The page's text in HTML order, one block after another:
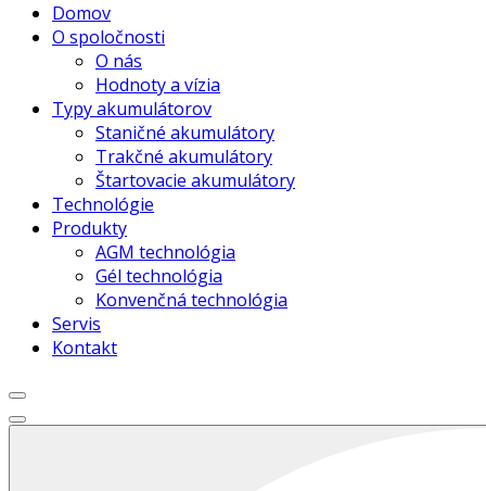
Domov
O spoločnosti
O nás
Hodnoty a vízia
Typy akumulátorov
Staničné akumulátory
Trakčné akumulátory
Štartovacie akumulátory
Technológie
Produkty
AGM technológia
Gél technológia
Konvenčná technológia
Servis
Kontakt